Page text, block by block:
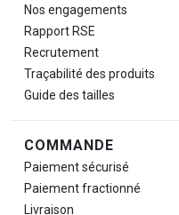
Nos engagements
Rapport RSE
Recrutement
Traçabilité des produits
Guide des tailles
COMMANDE
Paiement sécurisé
Paiement fractionné
Livraison